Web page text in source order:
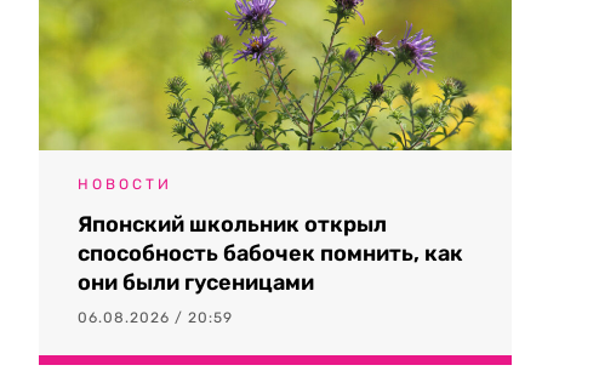
НОВОСТИ
Японский школьник открыл
способность бабочек помнить, как
они были гусеницами
06.08.2026 / 20:59